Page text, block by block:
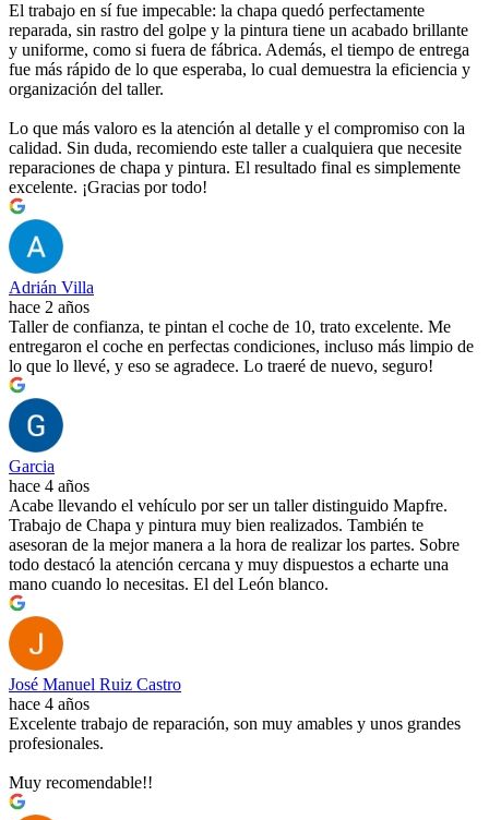
El trabajo en sí fue impecable: la chapa quedó perfectamente
reparada, sin rastro del golpe y la pintura tiene un acabado brillante
y uniforme, como si fuera de fábrica. Además, el tiempo de entrega
fue más rápido de lo que esperaba, lo cual demuestra la eficiencia y
organización del taller.
Lo que más valoro es la atención al detalle y el compromiso con la
calidad. Sin duda, recomiendo este taller a cualquiera que necesite
reparaciones de chapa y pintura. El resultado final es simplemente
excelente. ¡Gracias por todo!
Adrián Villa
hace 2 años
Taller de confianza, te pintan el coche de 10, trato excelente. Me
entregaron el coche en perfectas condiciones, incluso más limpio de
lo que lo llevé, y eso se agradece. Lo traeré de nuevo, seguro!
Garcia
hace 4 años
Acabe llevando el vehículo por ser un taller distinguido Mapfre.
Trabajo de Chapa y pintura muy bien realizados. También te
asesoran de la mejor manera a la hora de realizar los partes. Sobre
todo destacó la atención cercana y muy dispuestos a echarte una
mano cuando lo necesitas. El del León blanco.
José Manuel Ruiz Castro
hace 4 años
Excelente trabajo de reparación, son muy amables y unos grandes
profesionales.
Muy recomendable!!